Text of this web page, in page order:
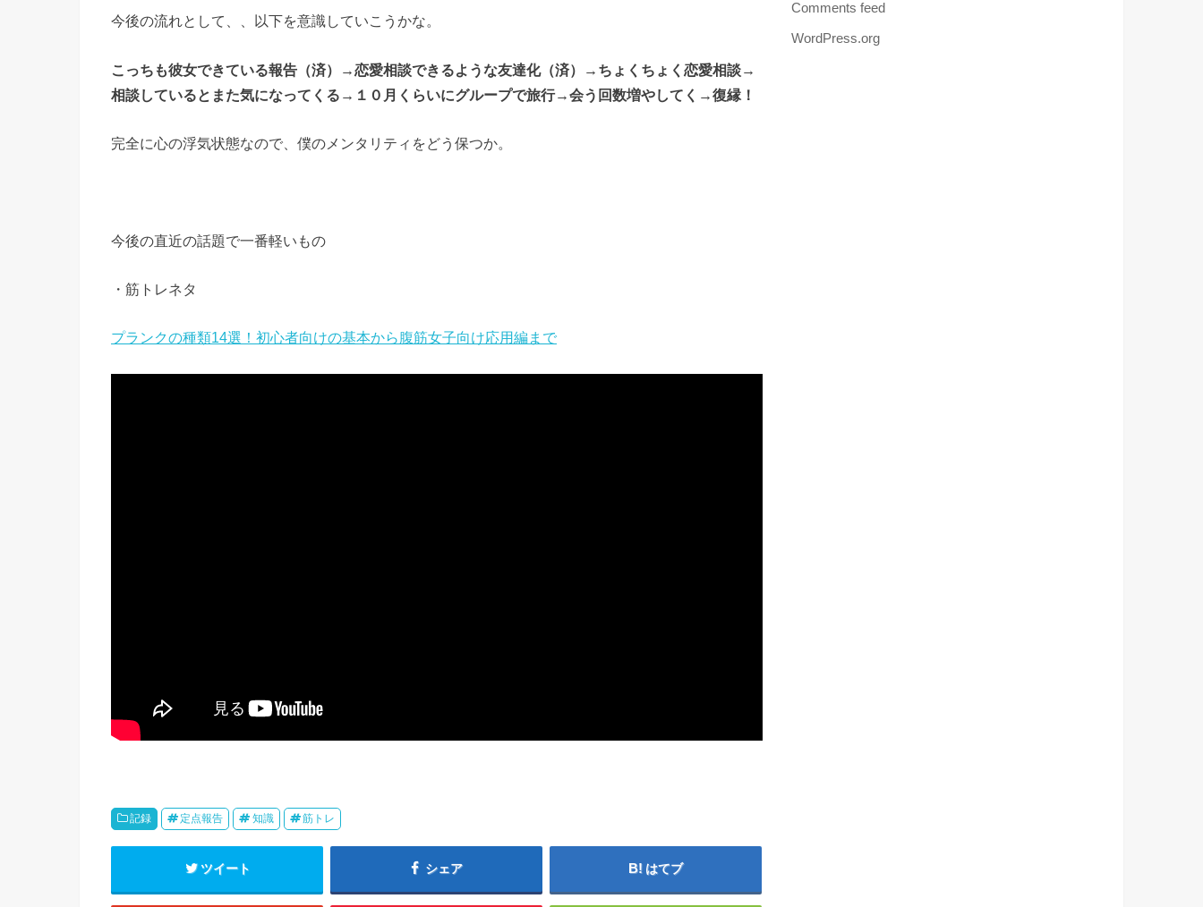
今後の流れとして、、以下を意識していこうかな。
こっちも彼女できている報告（済）→恋愛相談できるような友達化（済）→ちょくちょく恋愛相談→
相談しているとまた気になってくる→１０月くらいにグループで旅行→会う回数増やしてく→復縁！
完全に心の浮気状態なので、僕のメンタリティをどう保つか。
今後の直近の話題で一番軽いもの
・筋トレネタ
プランクの種類14選！初心者向けの基本から腹筋女子向け応用編まで
記録 定点報告 知識 筋トレ
ツイート シェア はてブ
Comments feed
WordPress.org